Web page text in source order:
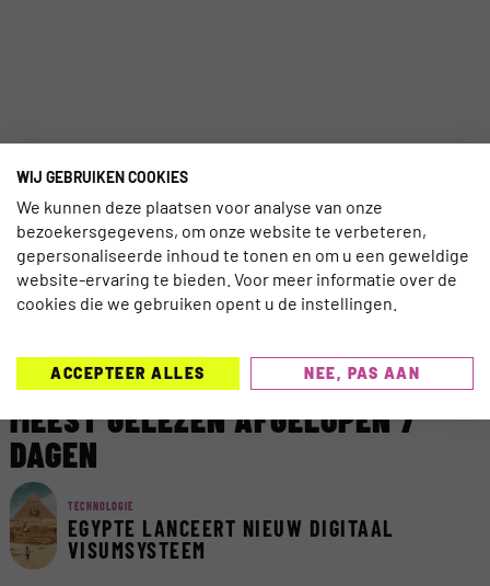
MEEST GELEZEN AFGELOPEN 7
DAGEN
TECHNOLOGIE
EGYPTE LANCEERT NIEUW DIGITAAL
VISUMSYSTEEM
WIJ GEBRUIKEN COOKIES
We kunnen deze plaatsen voor analyse van onze
bezoekersgegevens, om onze website te verbeteren,
gepersonaliseerde inhoud te tonen en om u een geweldige
website-ervaring te bieden. Voor meer informatie over de
cookies die we gebruiken opent u de instellingen.
ACCEPTEER ALLES NEE, PAS AAN